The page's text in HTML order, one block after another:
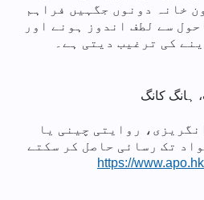
خانہ دونوں جگہیں فراہم
سے لطف اندوز ہونے اور
کی ترغیب دیتی ہے۔
ہانگ کانگ
روایتی چینی یا
تک رسائی حاصل کر سکتے
https://